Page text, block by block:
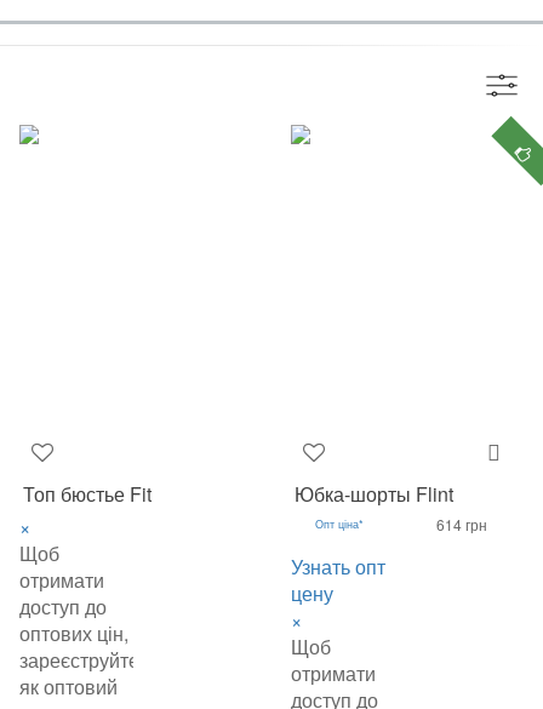
Топ бюстье Fit
×
Щоб
отримати
доступ до
оптових цін,
зареєструйтеся
як оптовий
Юбка-шорты Flint
Опт ціна*
Узнать опт
цену
×
Щоб
отримати
доступ до
614 грн